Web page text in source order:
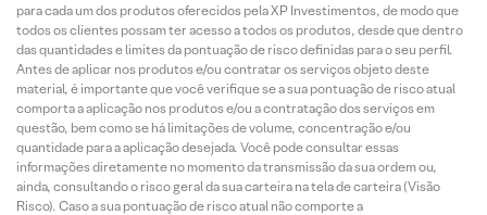
para cada um dos produtos oferecidos pela XP Investimentos, de modo que
todos os clientes possam ter acesso a todos os produtos, desde que dentro
das quantidades e limites da pontuação de risco definidas para o seu perfil.
Antes de aplicar nos produtos e/ou contratar os serviços objeto deste
material, é importante que você verifique se a sua pontuação de risco atual
comporta a aplicação nos produtos e/ou a contratação dos serviços em
questão, bem como se há limitações de volume, concentração e/ou
quantidade para a aplicação desejada. Você pode consultar essas
informações diretamente no momento da transmissão da sua ordem ou,
ainda, consultando o risco geral da sua carteira na tela de carteira (Visão
Risco). Caso a sua pontuação de risco atual não comporte a